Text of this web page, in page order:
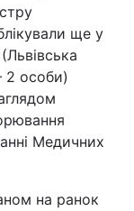
ще у
2 особи)
Медичних
на ранок